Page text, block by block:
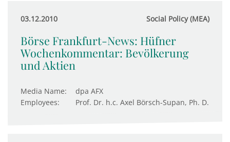
03.12.2010 Social Policy (MEA)
Börse Frankfurt-News: Hüfner
Wochenkommentar: Bevölkerung
und Aktien
Media Name:
dpa AFX
Employees:
Prof. Dr. h.c. Axel Börsch-Supan, Ph. D.